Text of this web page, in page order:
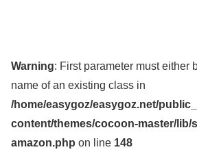
Warning: First parameter must either
name of an existing class in
/home/easygoz/easygoz.net/
content/themes/cocoon-master/lib/
amazon.php on line 148